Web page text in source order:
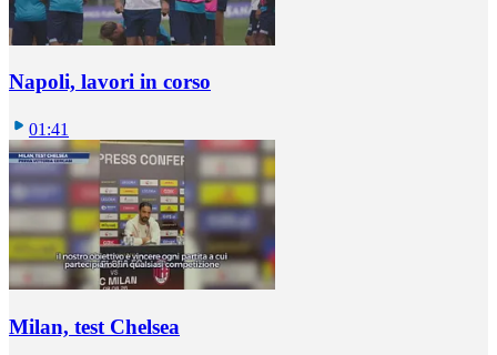
Napoli, lavori in corso
01:41
Milan, test Chelsea